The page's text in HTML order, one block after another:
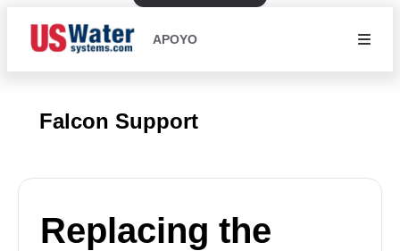
APOYO
Falcon Support
Replacing the